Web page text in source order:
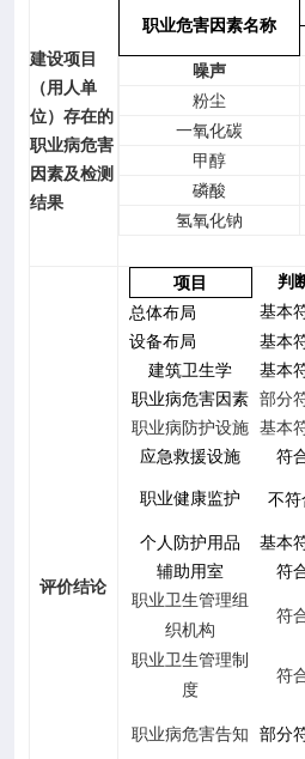
建设项目
（用人单
位）存在的
职业病危害
因素及检测
结果
职业危害因素名称
噪声
粉尘
一氧化碳
甲醇
磷酸
氢氧化钠
评价结论
项目 判
总体布局
基本
设备布局
基本
建筑卫生学
基本
职业病危害因素
部分
职业病防护设施
基本
应急救援设施
符
职业健康监护 不符
个人防护用品
基本
辅助用室
符
职业卫生管理组
织机构
符
职业卫生管理制
度
符
职业病危害告知 部分